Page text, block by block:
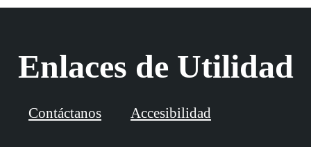
Enlaces de Utilidad
Contáctanos Accesibilidad